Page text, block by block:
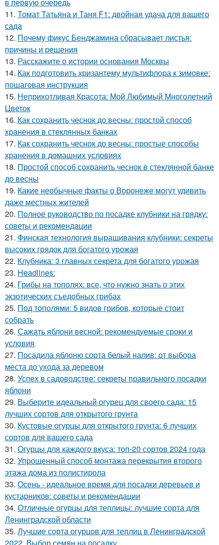
11. Томат Татьяна и Таня F1: двойная удача для вашего
сада
12. Почему фикус Бенджамина сбрасывает листья:
причины и решения
13. Расскажите о истории основания Москвы
14. Как подготовить хризантему мультифлора к зимовке:
пошаговая инструкция
15. Неприхотливая Красота: Мой Любимый Многолетний
Цветок
16. Как сохранить чеснок до весны: простой способ
хранения в стеклянных банках
17. Как сохранить чеснок до весны: простые способы
хранения в домашних условиях
18. Простой способ сохранить чеснок в стеклянной банке
до весны
19. Какие необычные факты о Воронеже могут удивить
даже местных жителей
20. Полное руководство по посадке клубники на грядку:
советы и рекомендации
21. Финская технология выращивания клубники: секреты
высоких грядок для богатого урожая
22. Клубника: 3 главных секрета для богатого урожая
23. Headlines:
24. Грибы на тополях: все, что нужно знать о этих
экзотических съедобных грибах
25. Под тополями: 5 видов грибов, которые стоит
собрать
26. Сажать яблони весной: рекомендуемые сроки и
условия
27. Посадила яблоню сорта белый налив: от выбора
места до ухода за деревом
28. Успех в садоводстве: секреты правильного посадки
яблони
29. Выберите идеальный огурец для своего сада: 15
лучших сортов для открытого грунта
30. Кустовые огурцы для открытого грунта: 6 лучших
сортов для вашего сада
31. Огурцы для каждого вкуса: топ-20 сортов 2024 года
32. Упрощенный способ монтажа перекрытия второго
этажа дома из полистирола
33. Осень - идеальное время для посадки деревьев и
кустарников: советы и рекомендации
34. Отличные огурцы для теплицы: лучшие сорта для
Ленинградской области
35. Лучшие сорта огурцов для теплиц в Ленинградской